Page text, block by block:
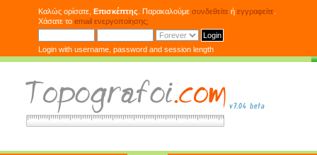
Καλώς ορίσατε, Επισκέπτης . Παρακαλούμε συνδεθείτε ή εγγραφείτε
Χάσατε το email ενεργοποίησης;
Login with username, password and session length